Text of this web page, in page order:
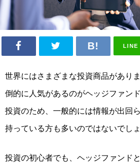
LINE
世界にはさまざまな投資商品がありま
倒的に人気があるのがヘッジファン
投資のため、一般的には情報が出回ら
持っている方も多いのではないでしょ
投資の初心者でも、ヘッジファンド